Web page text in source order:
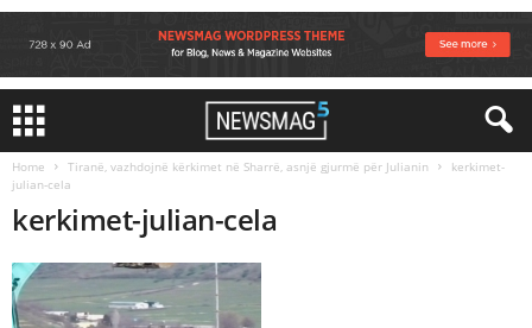
Home Tiranë, vazhdojnë kërkimet në Sharrë, asnjë gjurmë për Julianin
kerkimet-
julian-cela
kerkimet-julian-cela